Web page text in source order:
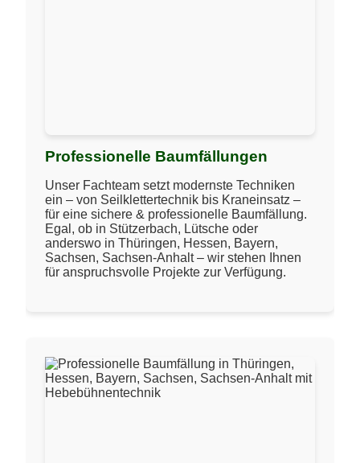
Professionelle Baumfällungen
Unser Fachteam setzt modernste Techniken
ein – von Seilklettertechnik bis Kraneinsatz –
für eine sichere & professionelle Baumfällung.
Egal, ob in Stützerbach, Lütsche oder
anderswo in Thüringen, Hessen, Bayern,
Sachsen, Sachsen-Anhalt – wir stehen Ihnen
für anspruchsvolle Projekte zur Verfügung.